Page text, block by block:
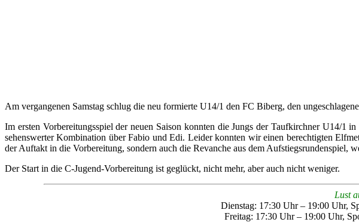
Am vergangenen Samstag schlug die neu formierte U14/1 den FC Biberg, den
Im ersten Vorbereitungsspiel der neuen Saison konnten die Jungs der Taufkirchner U14/
sehenswerter Kombination über Fabio und Edi. Leider konnten wir einen berechtigten
der Auftakt in die Vorbereitung, sondern auch die Revanche aus dem Aufstiegsrundenspiel,
Der Start in die C-Jugend-Vorbereitung ist geglückt, nicht mehr, aber auch nicht weniger.
Lust
Dienstag: 17:30 Uhr – 19:00 Uhr,
Freitag: 17:30 Uhr – 19:00 Uhr,